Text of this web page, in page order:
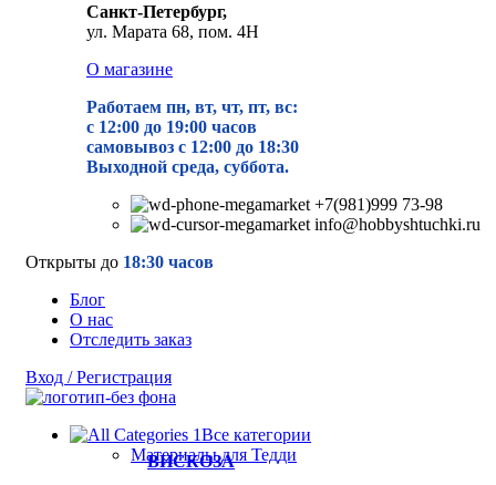
Санкт-Петербург,
ул. Марата 68, пом. 4Н
О магазине
Работаем пн, вт, чт, пт, вс:
с 12:00 до 19:00 часов
самовывоз с 12:00 до 18:30
Выходной среда, суббота.
+7(981)999 73-98
info@hobbyshtuchki.ru
Открыты до 18:30 часов
Блог
О нас
Отследить заказ
Вход / Регистрация
Все категории
Материалы для Тедди
ВИСКОЗА